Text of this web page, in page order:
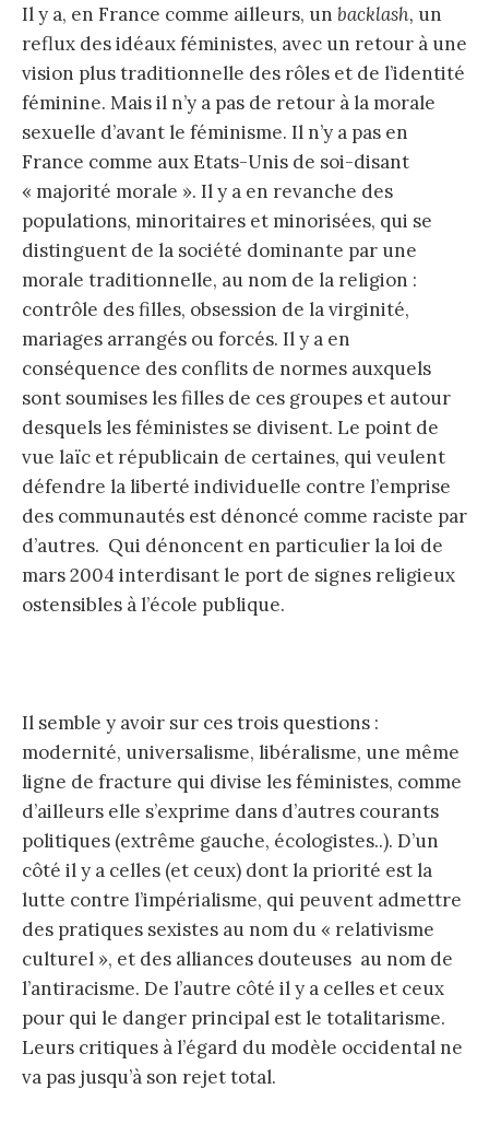
Il y a, en France comme ailleurs, un backlash, un
reflux des idéaux féministes, avec un retour à une
vision plus traditionnelle des rôles et de l’identité
féminine. Mais il n’y a pas de retour à la morale
sexuelle d’avant le féminisme. Il n’y a pas en
France comme aux Etats-Unis de soi-disant
« majorité morale ». Il y a en revanche des
populations, minoritaires et minorisées, qui se
distinguent de la société dominante par une
morale traditionnelle, au nom de la religion :
contrôle des filles, obsession de la virginité,
mariages arrangés ou forcés. Il y a en
conséquence des conflits de normes auxquels
sont soumises les filles de ces groupes et autour
desquels les féministes se divisent. Le point de
vue laïc et républicain de certaines, qui veulent
défendre la liberté individuelle contre l’emprise
des communautés est dénoncé comme raciste par
d’autres. Qui dénoncent en particulier la loi de
mars 2004 interdisant le port de signes religieux
ostensibles à l’école publique.
Il semble y avoir sur ces trois questions :
modernité, universalisme, libéralisme, une même
ligne de fracture qui divise les féministes, comme
d’ailleurs elle s’exprime dans d’autres courants
politiques (extrême gauche, écologistes..). D’un
côté il y a celles (et ceux) dont la priorité est la
lutte contre l’impérialisme, qui peuvent admettre
des pratiques sexistes au nom du « relativisme
culturel », et des alliances douteuses au nom de
l’antiracisme. De l’autre côté il y a celles et ceux
pour qui le danger principal est le totalitarisme.
Leurs critiques à l’égard du modèle occidental ne
va pas jusqu’à son rejet total.